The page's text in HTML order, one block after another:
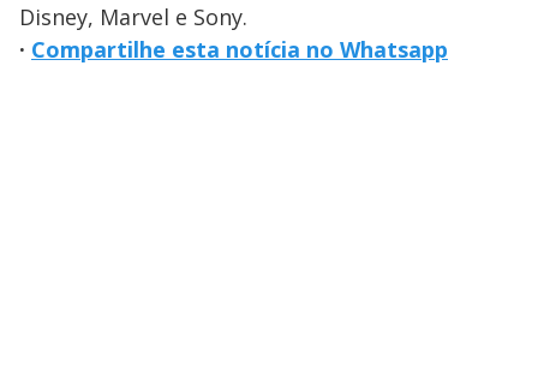
Disney, Marvel e Sony.
· Compartilhe esta notícia no Whatsapp